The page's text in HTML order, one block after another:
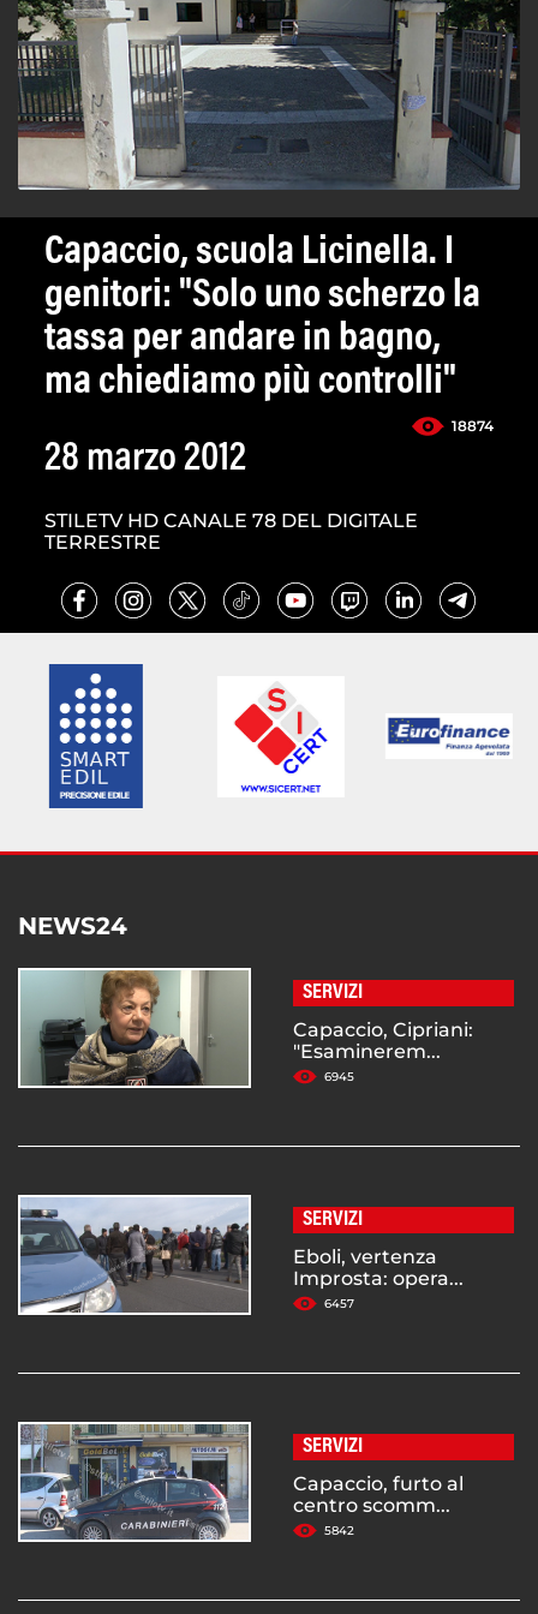
Capaccio, scuola Licinella. I
genitori: "Solo uno scherzo la
tassa per andare in bagno,
ma chiediamo più controlli"
18874
28 marzo 2012
STILETV HD CANALE 78 DEL DIGITALE
TERRESTRE
NEWS24
SERVIZI
Capaccio, Cipriani:
"Esaminerem...
6945
SERVIZI
Eboli, vertenza
Improsta: opera...
6457
SERVIZI
Capaccio, furto al
centro scomm...
5842